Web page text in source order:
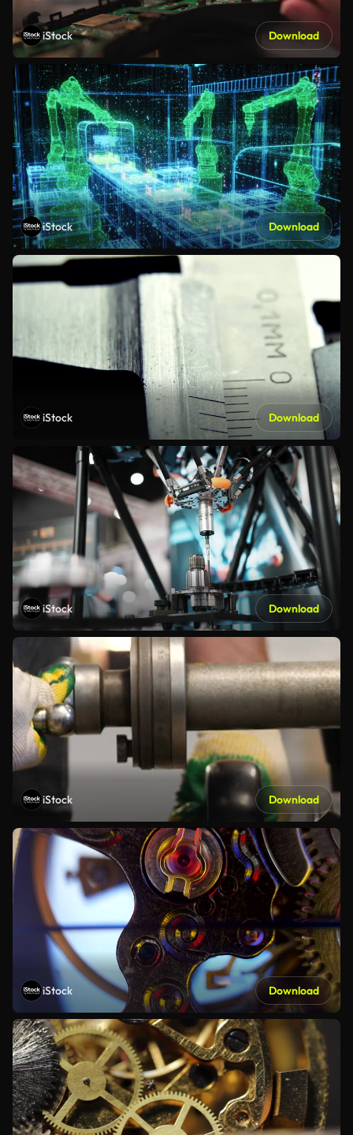
iStock Download
iStock Download
iStock Download
iStock Download
iStock Download
iStock Download